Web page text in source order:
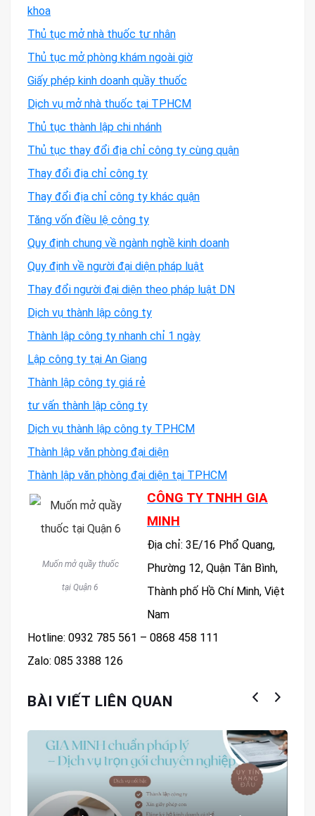
khoa
Thủ tục mở nhà thuốc tư nhân
Thủ tục mở phòng khám ngoài giờ
Giấy phép kinh doanh quầy thuốc
Dịch vụ mở nhà thuốc tại TPHCM
Thủ tục thành lập chi nhánh
Thủ tục thay đổi địa chỉ công ty cùng quận
Thay đổi địa chỉ công ty
Thay đổi địa chỉ công ty khác quận
Tăng vốn điều lệ công ty
Quy định chung về ngành nghề kinh doanh
Quy định về người đại diện pháp luật
Thay đổi người đại diện theo pháp luật DN
Dịch vụ thành lập công ty
Thành lập công ty nhanh chỉ 1 ngày
Lập công ty tại An Giang
Thành lập công ty giá rẻ
tư vấn thành lập công ty
Dịch vụ thành lập công ty TPHCM
Thành lập văn phòng đại diện
Thành lập văn phòng đại diện tại TPHCM
Muốn mở quầy thuốc
tại Quận 6
CÔNG TY TNHH GIA
MINH
Địa chỉ: 3E/16 Phổ Quang,
Phường 12, Quận Tân Bình,
Thành phố Hồ Chí Minh, Việt
Nam
Hotline: 0932 785 561 – 0868 458 111
Zalo: 085 3388 126
BÀI VIẾT LIÊN QUAN